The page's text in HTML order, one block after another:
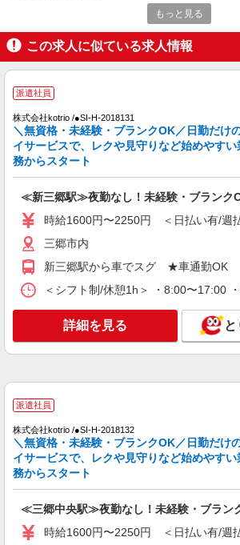
キープ
派遣社員
株式会社トラストグロース 新宿本社 第3営業
時給：初任者研修1450
護福祉士1550円 ※資格や経
キープ
派遣社員
株式会社トラストグロース 新宿本社 第3営業
デイサービスでの介護士
時給：初任者研修1400
る 埼玉県三郷市
株式会社kotrio /●SI-H-2101865
高齢者マンション★日払
応可能＠三郷中央駅
時給1600円〜2250円
キープ
もっと見る
この求人に似ている求人情報
派遣社員
株式会社kotrio /●SI-H-2018131
＼無資格・未経験・ブランクOK／日勤だけ
イサービスで、レクや見守りなど始めやすい
務からスタート
≪新三郷駅≫夜勤なし！未経験・ブランク
時給1600円〜2250円 ＜日払い有/週
三郷市内
新三郷駅から車でスグ ★車通勤OK
＜シフト制/休憩1h＞ ・8:00〜17:00
詳細を見る
派遣社員
株式会社kotrio /●SI-H-2018132
＼無資格・未経験・ブランクOK／日勤だけ
イサービスで、レクや見守りなど始めやすい
務からスタート
≪三郷中央駅≫夜勤なし！未経験・ブラン
時給1600円〜2250円 ＜日払い有/週